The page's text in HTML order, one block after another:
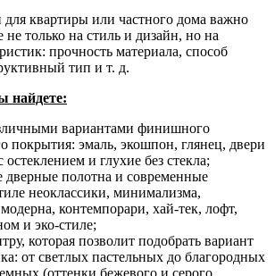
квартиры или частного дома важно
только на стиль и дизайн, но на
прочность материала, способ
тип и т. д.
найдете:
вариантами финишного
покрытия: эмаль, экошпон, глянец, двери
остеклением и глухие без стекла;
дверные полотна и современные
неоклассики, минимализма,
контемпорари, хай-тек, лофт,
и эко-стиле;
которая позволит подобрать вариант
от светлых пастельных до благородных
(оттенки бежевого и серого,